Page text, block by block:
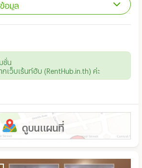
อมูล
ชั่น
เว็บเร้นท์ฮับ (RentHub.in.th) ค่ะ
ดูบนแผนที่